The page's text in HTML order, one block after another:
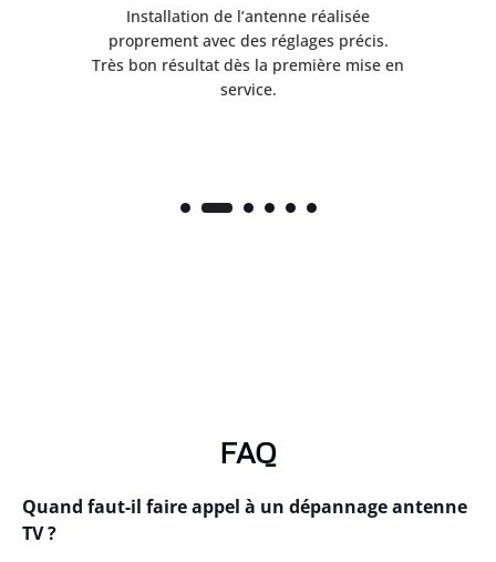
Installation de l’antenne réalisée
proprement avec des réglages précis.
Très bon résultat dès la première mise en
service.
FAQ
Quand faut-il faire appel à un dépannage antenne
TV ?